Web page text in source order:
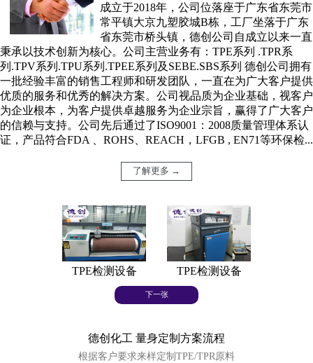
成立于2018年，公司位落座于广东省东莞市
常平镇大京九塑胶城B栋，工厂坐落于广东
省东莞市桥头镇，德创公司自成立以来一直
秉承以技术创新为核心。公司主营业务有：TPE系列 .TPR系
列.TPV系列.TPU系列.TPEE系列及SEBE.SBS系列 德创公司拥有
一批经验丰富的销售工程师和研发团队，一直在为广大客户提供
优质的服务和优秀的解决方案。公司视品质为企业基础，视客户
为企业根本，为客户提供卓越服务为企业宗旨，赢得了广大客户
的信赖与支持。公司先后通过了ISO9001：2008质量管理体系认
证，产品符合FDA 、ROHS、REACH，LFGB , EN71等环保检...
了解更多 →
TPE检测设备 TPE检测设备
下一张
德创化工 量身定制方案流程
根据客户要求来样定制TPE/TPR原料